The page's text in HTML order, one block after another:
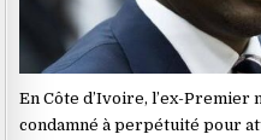
En Côte d’Ivoire, l’ex-Premier
condamné à perpétuité pour